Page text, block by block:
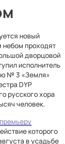
новый
проходят
дворцовой
исполнитель
№ 3 «Земля»
DYP
русского хора
человек.
премьеру
которого
в усадьбе